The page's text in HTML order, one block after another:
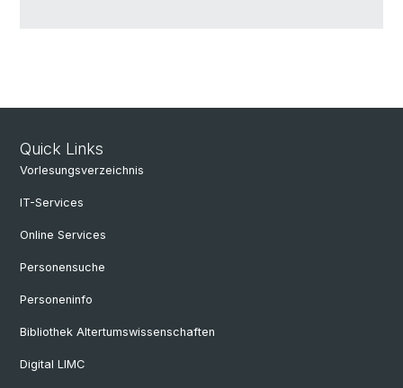
Quick Links
Vorlesungsverzeichnis
IT-Services
Online Services
Personensuche
Personeninfo
Bibliothek Altertumswissenschaften
Digital LIMC